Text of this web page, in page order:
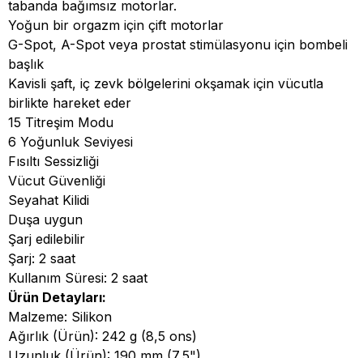
tabanda bağımsız motorlar.
Yoğun bir orgazm için çift motorlar
G-Spot, A-Spot veya prostat stimülasyonu için bombeli
başlık
Kavisli şaft, iç zevk bölgelerini okşamak için vücutla
birlikte hareket eder
15 Titreşim Modu
6 Yoğunluk Seviyesi
Fısıltı Sessizliği
Vücut Güvenliği
Seyahat Kilidi
Duşa uygun
Şarj edilebilir
Şarj: 2 saat
Kullanım Süresi: 2 saat
Ürün Detayları:
Malzeme: Silikon
Ağırlık (Ürün): 242 g (8,5 ons)